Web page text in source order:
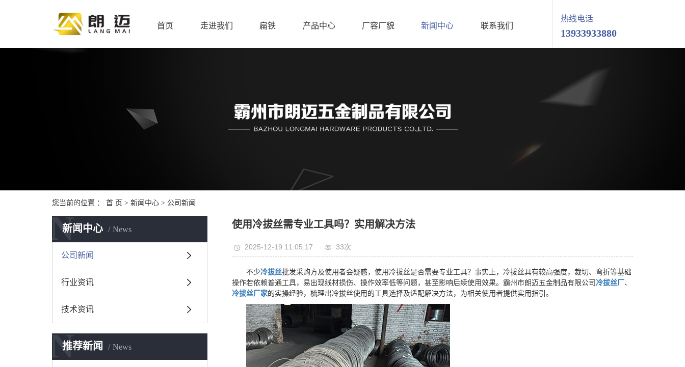
首页 走进我们 扁铁 产品中心 厂容厂貌 新闻中心 联系我们
热线电话
13933933880
您当前的位置 ： 首 页 > 新闻中心 > 公司新闻
新闻中心 News
N
公司新闻
行业资讯
技术资讯
推荐新闻 News
N
使用冷拔丝需专业工具吗？实用解决方法
2025-12-19 11:05:17 33次
不少冷拔丝批发采购方及使用者会疑惑，使用冷拔丝是否需要专业工具？事实上，冷拔丝具有较高强度，裁切、弯折等基础
操作若依赖普通工具，易出现线材损伤、操作效率低等问题，甚至影响后续使用效果。霸州市朗迈五金制品有限公司 冷拔丝厂 、
冷拔丝厂家的实操经验，梳理出冷拔丝使用的工具选择及适配解决方法，为相关使用者提供实用指引。